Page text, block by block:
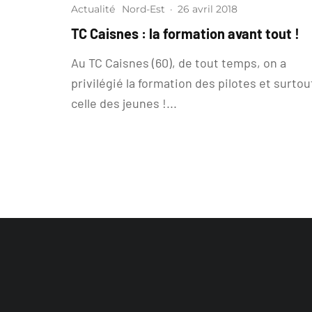
Actualité Nord-Est · 26 avril 2018
TC Caisnes : la formation avant tout !
Au TC Caisnes (60), de tout temps, on a
privilégié la formation des pilotes et
celle des jeunes !...